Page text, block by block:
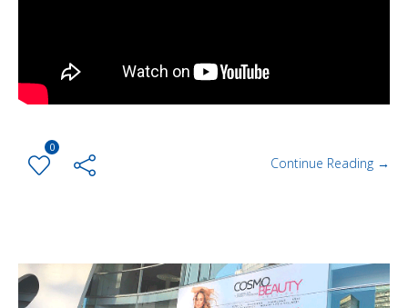
0
Continue Reading →